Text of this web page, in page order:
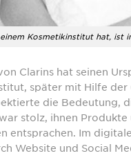
Kosmetikinstitut hat, ist
Clarins hat seinen
später mit Hilfe der
die Bedeutung,
stolz, ihnen
entsprachen. Im
Website und Social